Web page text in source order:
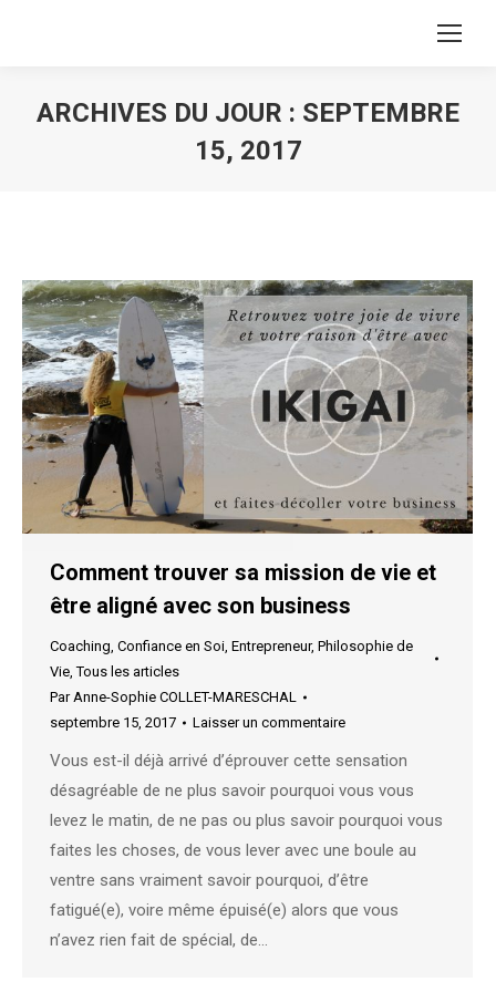
ARCHIVES DU JOUR : SEPTEMBRE
15, 2017
Comment trouver sa mission de vie et
être aligné avec son business
Coaching, Confiance en Soi, Entrepreneur, Philosophie de
Vie,Tous les articles
ParAnne-Sophie COLLET-MARESCHAL
septembre 15, 2017
Laisser un commentaire
Vous est-il déjà arrivé d’éprouver cette sensation
désagréable de ne plus savoir pourquoi vous vous
levez le matin, de ne pas ou plus savoir pourquoi vous
faites les choses, de vous lever avec une boule au
ventre sans vraiment savoir pourquoi, d’être
fatigué(e), voire même épuisé(e) alors que vous
n’avez rien fait de spécial, de…